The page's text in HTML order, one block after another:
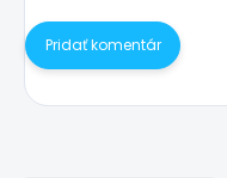
Pridať komentár